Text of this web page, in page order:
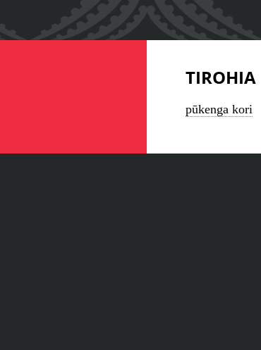
TIROHIA
pūkenga kori